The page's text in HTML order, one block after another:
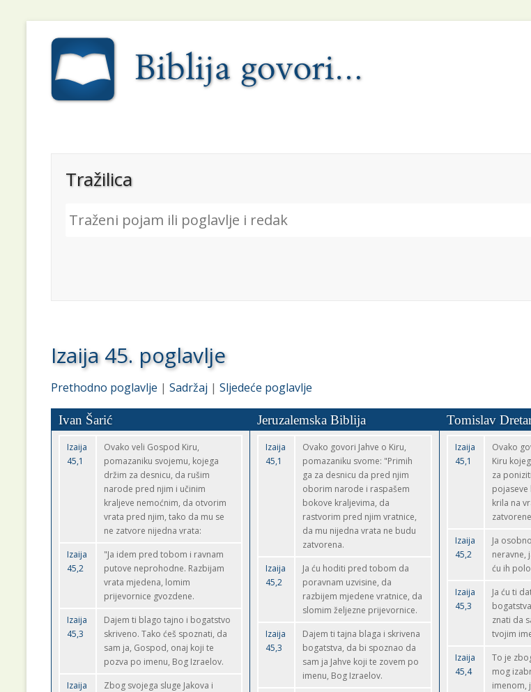
Tražilica
Izaija 45. poglavlje
Prethodno poglavlje | Sadržaj | Sljedeće poglavlje
Ivan Šarić Jeruzalemska Biblija Tomislav
Izaija
45,1
Ovako veli Gospod Kiru,
pomazaniku svojemu, kojega
držim za desnicu, da rušim
narode pred njim i učinim
kraljeve nemoćnim, da otvorim
vrata pred njim, tako da mu se
ne zatvore nijedna vrata:
Izaija
45,2
"Ja idem pred tobom i ravnam
putove neprohodne. Razbijam
vrata mjedena, lomim
prijevornice gvozdene.
Izaija
45,3
Dajem ti blago tajno i bogatstvo
skriveno. Tako ćeš spoznati, da
sam ja, Gospod, onaj koji te
pozva po imenu, Bog Izraelov.
Izaija
Zbog svojega sluge Jakova i
Izaija
45,1
Ovako govori Jahve o Kiru,
pomazaniku svome: "Primih
ga za desnicu da pred njim
oborim narode i raspašem
bokove kraljevima, da
rastvorim pred njim vratnice,
da mu nijedna vrata ne budu
zatvorena.
Izaija
45,2
Ja ću hoditi pred tobom da
poravnam uzvisine, da
razbijem mjedene vratnice, da
slomim željezne prijevornice.
Izaija
45,3
Dajem ti tajna blaga i skrivena
bogatstva, da bi spoznao da
sam ja Jahve koji te zovem po
imenu, Bog Izraelov.
Izaija
45,1
Ovako
Kiru
za
krila na
Izaija
45,2
Ja
neravne,
ću ih
Izaija
45,3
Ja ću ti
znati da
tvojim
Izaija
45,4
To je
mog
imenom,